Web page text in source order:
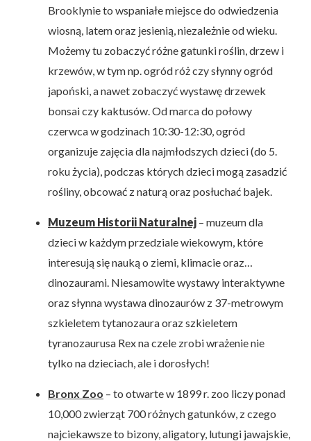
Brooklynie to wspaniałe miejsce do odwiedzenia
wiosną, latem oraz jesienią, niezależnie od wieku.
Możemy tu zobaczyć różne gatunki roślin, drzew i
krzewów, w tym np. ogród róż czy słynny ogród
japoński, a nawet zobaczyć wystawę drzewek
bonsai czy kaktusów. Od marca do połowy
czerwca w godzinach 10:30-12:30, ogród
organizuje zajęcia dla najmłodszych dzieci (do 5.
roku życia), podczas których dzieci mogą zasadzić
rośliny, obcować z naturą oraz posłuchać bajek.
Muzeum Historii Naturalnej – muzeum dla
dzieci w każdym przedziale wiekowym, które
interesują się nauką o ziemi, klimacie oraz…
dinozaurami. Niesamowite wystawy interaktywne
oraz słynna wystawa dinozaurów z 37-metrowym
szkieletem tytanozaura oraz szkieletem
tyranozaurusa Rex na czele zrobi wrażenie nie
tylko na dzieciach, ale i dorosłych!
Bronx Zoo – to otwarte w 1899 r. zoo liczy ponad
10,000 zwierząt 700 różnych gatunków, z czego
najciekawsze to bizony, aligatory, lutungi jawajskie,